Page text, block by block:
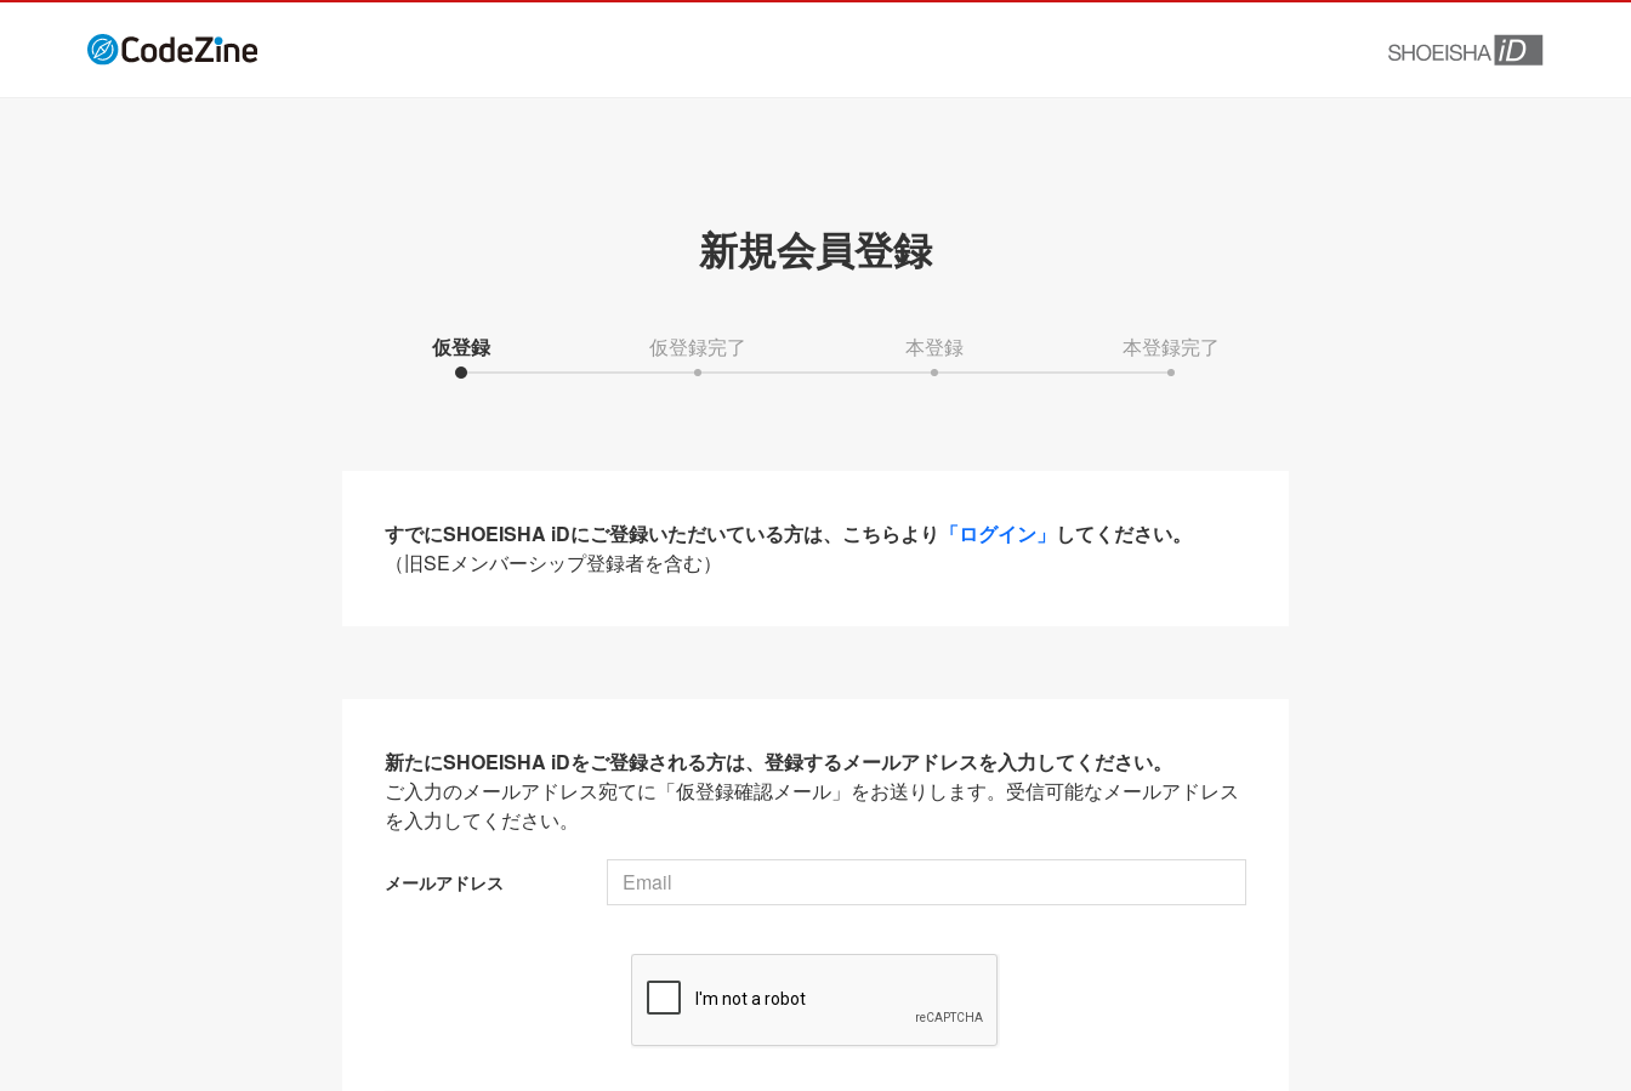
新規会員登録
仮登録 仮登録完了 本登録 本登録完了
すでにSHOEISHA iDにご登録いただいている方は、こちらより 「ログイン」 してください。
（旧SEメンバーシップ登録者を含む）
新たにSHOEISHA iDをご登録される方は、登録するメールアドレスを入力してください。
ご入力のメールアドレス宛てに「仮登録確認メール」をお送りします。受信可能なメールアドレス
を入力してください。
メールアドレス